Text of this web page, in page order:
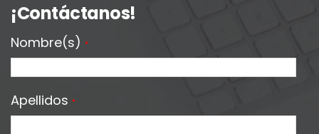
¡Contáctanos!
Nombre(s) *
Apellidos *